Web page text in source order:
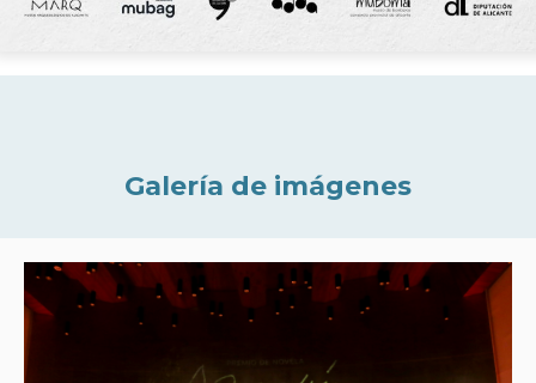
Galería de imágenes